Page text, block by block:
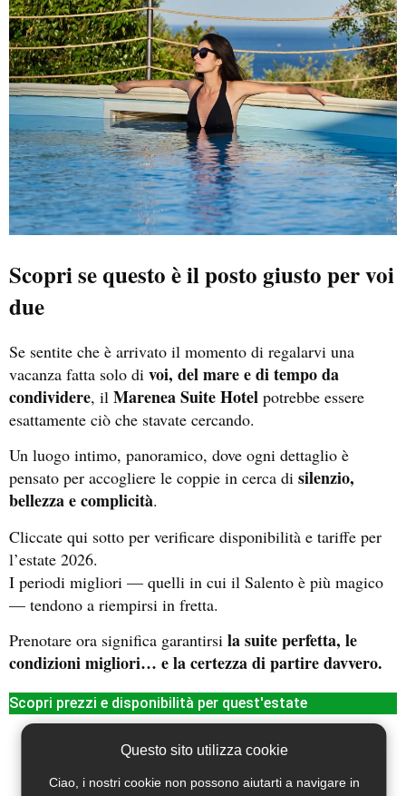
Questo sito utilizza cookie
Ciao, i nostri cookie non possono aiutarti a navigare in
Scopri se questo è il posto giusto per voi
due
Se sentite che è arrivato il momento di regalarvi una
vacanza fatta solo di voi, del mare e di tempo da
condividere, il Marenea Suite Hotel potrebbe essere
esattamente ciò che stavate cercando.
Un luogo intimo, panoramico, dove ogni dettaglio è
pensato per accogliere le coppie in cerca di silenzio,
bellezza e complicità.
Cliccate qui sotto per verificare disponibilità e tariffe per
l’estate 2026.
I periodi migliori — quelli in cui il Salento è più magico
— tendono a riempirsi in fretta.
Prenotare ora significa garantirsi la suite perfetta, le
condizioni migliori… e la certezza di partire davvero.
Scopri prezzi e disponibilità per quest'estate